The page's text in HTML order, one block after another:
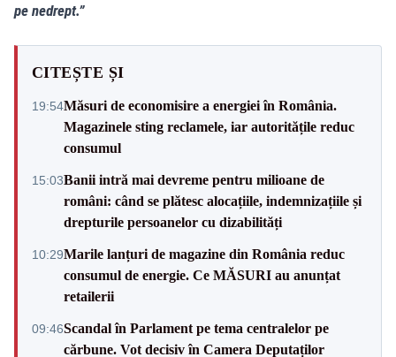
pe nedrept.”
CITEȘTE ȘI
19:54Măsuri de economisire a energiei în România.
Magazinele sting reclamele, iar autoritățile reduc
consumul
15:03Banii intră mai devreme pentru milioane de
români: când se plătesc alocațiile, indemnizațiile și
drepturile persoanelor cu dizabilități
10:29Marile lanțuri de magazine din România reduc
consumul de energie. Ce MĂSURI au anunțat
retailerii
09:46Scandal în Parlament pe tema centralelor pe
cărbune. Vot decisiv în Camera Deputaților